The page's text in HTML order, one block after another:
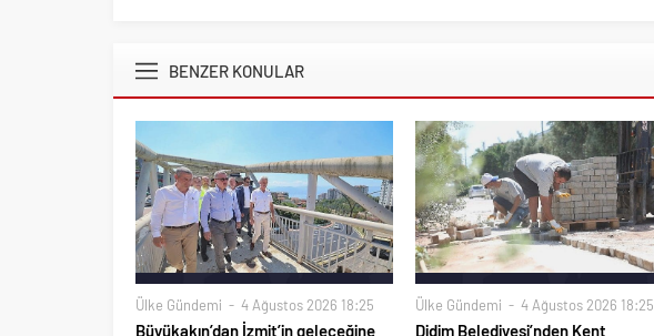
BENZER KONULAR
Ülke Gündemi 4 Ağustos 2026 18:25
Büyükakın’dan İzmit’in geleceğine
Ülke Gündemi 4 Ağustos 2026 18:25
Didim Belediyesi’nden Kent